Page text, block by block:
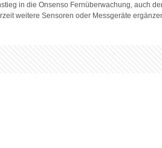
in die Onsenso Fernüberwachung, auch
weitere Sensoren oder Messgeräte